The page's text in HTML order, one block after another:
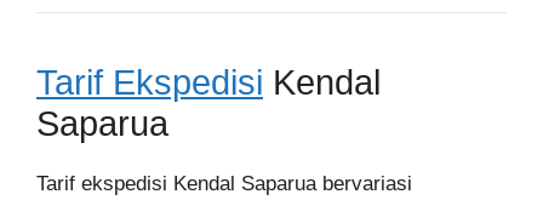
Tarif Ekspedisi Kendal
Saparua
Tarif ekspedisi Kendal Saparua bervariasi